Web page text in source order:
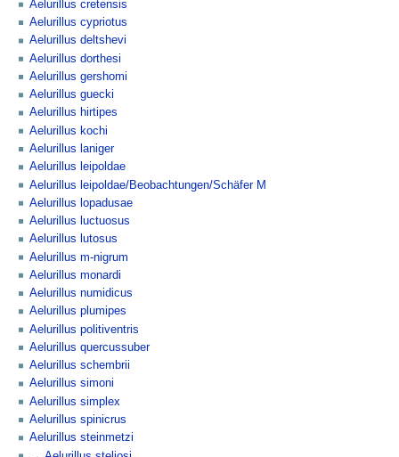
Aelurillus cretensis
Aelurillus cypriotus
Aelurillus deltshevi
Aelurillus dorthesi
Aelurillus gershomi
Aelurillus guecki
Aelurillus hirtipes
Aelurillus kochi
Aelurillus laniger
Aelurillus leipoldae
Aelurillus leipoldae/Beobachtungen/Schäfer M
Aelurillus lopadusae
Aelurillus luctuosus
Aelurillus lutosus
Aelurillus m-nigrum
Aelurillus monardi
Aelurillus numidicus
Aelurillus plumipes
Aelurillus politiventris
Aelurillus quercussuber
Aelurillus schembrii
Aelurillus simoni
Aelurillus simplex
Aelurillus spinicrus
Aelurillus steinmetzi